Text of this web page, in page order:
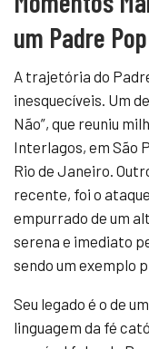
um Padre Pop
A trajetória do
inesquecíveis. Um
Não”, que reuniu
Interlagos, em São
Rio de Janeiro.
recente, foi o
empurrado de um
serena e imediato
sendo um exemplo
Seu legado é o de
linguagem da fé